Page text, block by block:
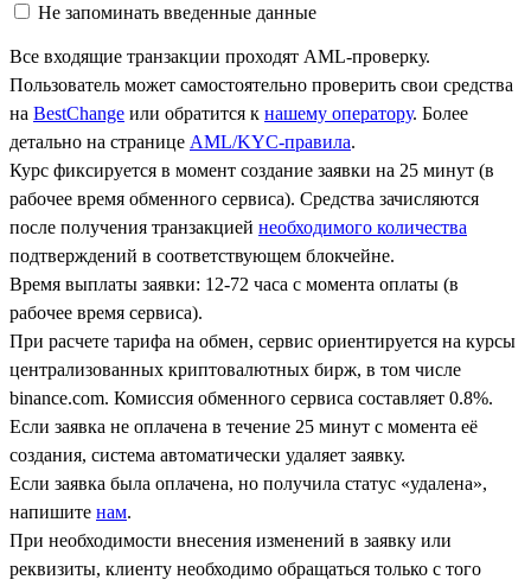
Не запоминать введенные данные
Все входящие транзакции проходят AML-проверку.
Пользователь может самостоятельно проверить свои средства
на BestChange или обратится к нашему оператору. Более
детально на странице AML/KYC-правила.
Курс фиксируется в момент создание заявки на 25 минут (в
рабочее время обменного сервиса). Средства зачисляются
после получения транзакцией необходимого количества
подтверждений в соответствующем блокчейне.
Время выплаты заявки: 12-72 часа с момента оплаты (в
рабочее время сервиса).
При расчете тарифа на обмен, сервис ориентируется на курсы
централизованных криптовалютных бирж, в том числе
binance.com. Комиссия обменного сервиса составляет 0.8%.
Если заявка не оплачена в течение 25 минут с момента её
создания, система автоматически удаляет заявку.
Если заявка была оплачена, но получила статус «удалена»,
напишите нам.
При необходимости внесения изменений в заявку или
реквизиты, клиенту необходимо обращаться только с того